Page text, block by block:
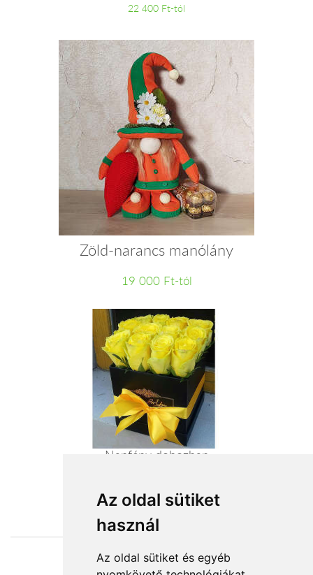
Az oldal sütiket
használ
Az oldal sütiket és egyéb
22 400 Ft-tól
Zöld-narancs manólány
19 000 Ft-tól
Napfény dobozban